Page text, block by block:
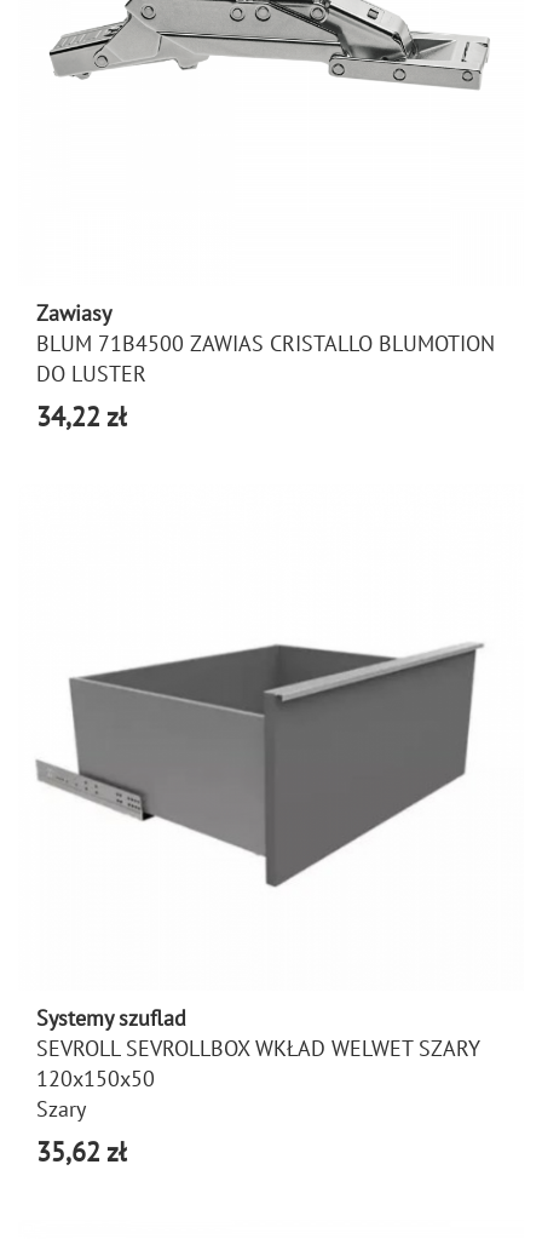
Zawiasy
BLUM 71B4500 ZAWIAS CRISTALLO BLUMOTION
DO LUSTER
34,22 zł
Systemy szuflad
SEVROLL SEVROLLBOX WKŁAD WELWET SZARY
120x150x50
Szary
35,62 zł